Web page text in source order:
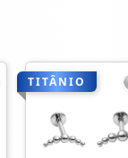
TITÂNIO